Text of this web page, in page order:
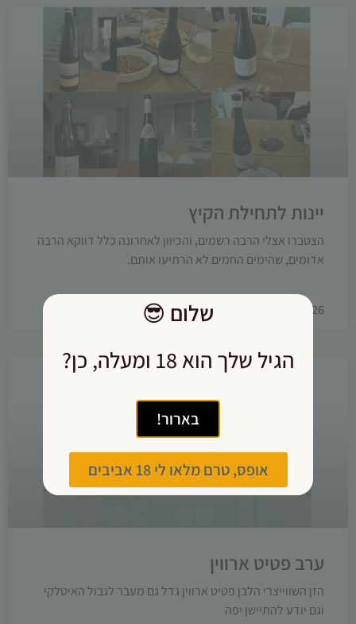
יינות לתחילת הקיץ
הצטברו אצלי הרבה רשמים, והכיוון לאחרונה כלל דווקא הרבה
אדומים, שהימים החמים לא הרתיעו אותם.
08/07/2026
ערב פטיט ארווין
הזן השווייצרי הלבן פטיט ארווין גדל גם מעבר לגבול האיטלקי
וגם יודע להתיישן יפה
שיווקי
על ידי
שיתוף
תחומי
העניין
וההתנהגות
שלך בעת
ביקורך
באתר,
ההזדמנות
מותאמות
אישית.
שלום 😎
הגיל שלך הוא 18 ומעלה, כן?
בארור!
אופס, טרם מלאו לי 18 אביבים